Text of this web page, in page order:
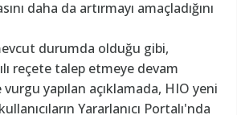
daha da artırmayı amaçladığını
durumda olduğu gibi,
reçete talep etmeye devam
yapılan açıklamada, HIO yeni
Yararlanıcı Portalı'nda